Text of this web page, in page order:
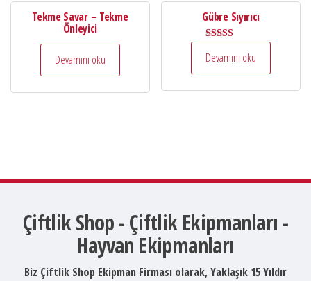
Tekme Savar – Tekme
Önleyici
Devamını oku
Gübre Sıyırıcı
5.00
Devamını oku
Çiftlik Shop - Çiftlik Ekipmanları -
Hayvan Ekipmanları
Biz Çiftlik Shop Ekipman Firması olarak, Yaklaşık 15 Yıldır